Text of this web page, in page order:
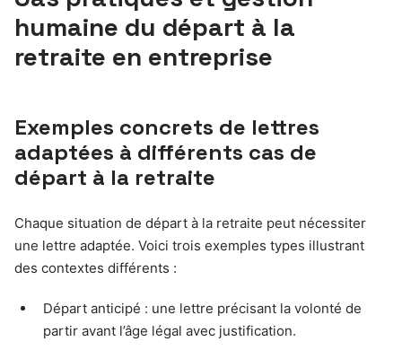
humaine du départ à la
retraite en entreprise
Exemples concrets de lettres
adaptées à différents cas de
départ à la retraite
Chaque situation de départ à la retraite peut nécessiter
une lettre adaptée. Voici trois exemples types illustrant
des contextes différents :
Départ anticipé : une lettre précisant la volonté de
partir avant l’âge légal avec justification.